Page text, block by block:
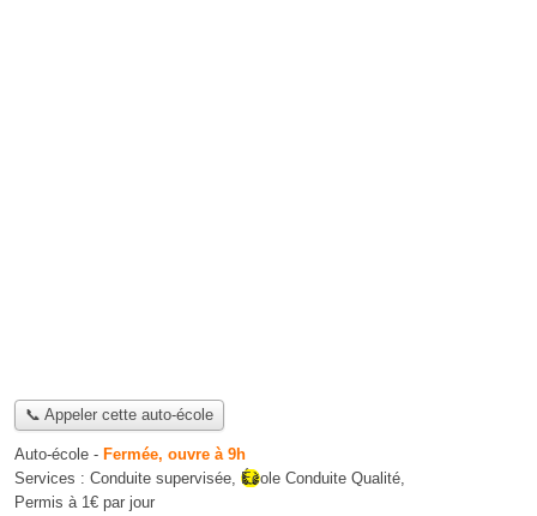
📞 Appeler cette auto-école
Auto-école - Fermée, ouvre à 9h
Services : Conduite supervisée, École Conduite Qualité,
Permis à 1€ par jour